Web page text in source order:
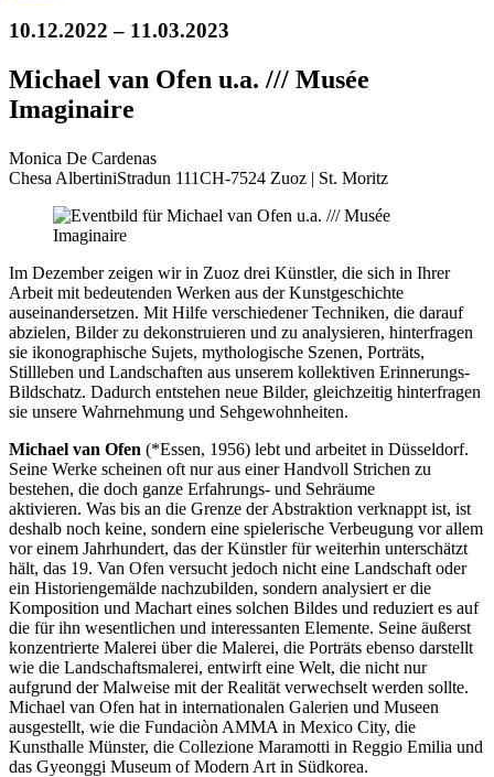
10.12.2022 – 11.03.2023
Michael van Ofen u.a. /// Musée
Imaginaire
Monica De Cardenas
Chesa AlbertiniStradun 111CH-7524 Zuoz | St. Moritz
Im Dezember zeigen wir in Zuoz drei Künstler, die sich in Ihrer
Arbeit mit bedeutenden Werken aus der Kunstgeschichte
auseinandersetzen. Mit Hilfe verschiedener Techniken, die darauf
abzielen, Bilder zu dekonstruieren und zu analysieren, hinterfragen
sie ikonographische Sujets, mythologische Szenen, Porträts,
Stillleben und Landschaften aus unserem kollektiven Erinnerungs-
Bildschatz. Dadurch entstehen neue Bilder, gleichzeitig hinterfragen
sie unsere Wahrnehmung und Sehgewohnheiten.
Michael van Ofen (*Essen, 1956) lebt und arbeitet in Düsseldorf.
Seine Werke scheinen oft nur aus einer Handvoll Strichen zu
bestehen, die doch ganze Erfahrungs- und Sehräume
aktivieren. Was bis an die Grenze der Abstraktion verknappt ist, ist
deshalb noch keine, sondern eine spielerische Verbeugung vor allem
vor einem Jahrhundert, das der Künstler für weiterhin unterschätzt
hält, das 19. Van Ofen versucht jedoch nicht eine Landschaft oder
ein Historiengemälde nachzubilden, sondern analysiert er die
Komposition und Machart eines solchen Bildes und reduziert es auf
die für ihn wesentlichen und interessanten Elemente. Seine äußerst
konzentrierte Malerei über die Malerei, die Porträts ebenso darstellt
wie die Landschaftsmalerei, entwirft eine Welt, die nicht nur
aufgrund der Malweise mit der Realität verwechselt werden sollte.
Michael van Ofen hat in internationalen Galerien und Museen
ausgestellt, wie die Fundaciòn AMMA in Mexico City, die
Kunsthalle Münster, die Collezione Maramotti in Reggio Emilia und
das Gyeonggi Museum of Modern Art in Südkorea.